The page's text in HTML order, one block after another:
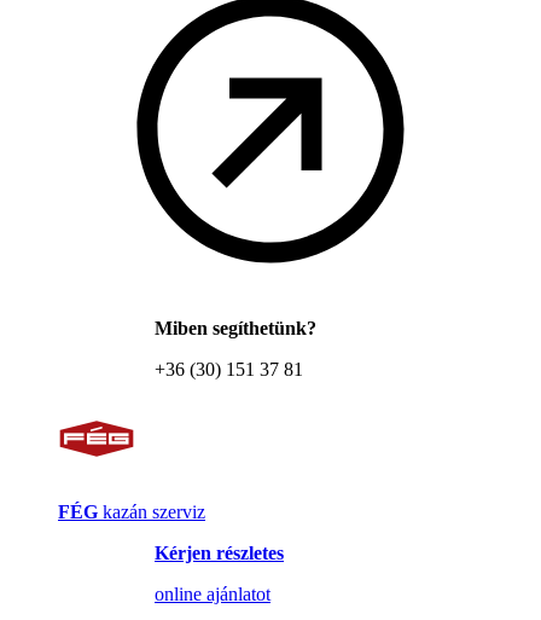
Miben segíthetünk?
+36 (30) 151 37 81
FÉG kazán szerviz
Kérjen részletes
online ajánlatot